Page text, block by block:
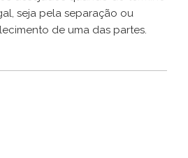
seja pela separação ou
de uma das partes.